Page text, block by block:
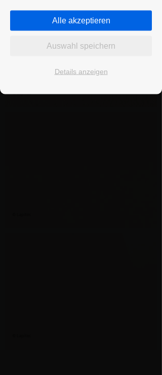
Alle akzeptieren
Auswahl speichern
Details anzeigen